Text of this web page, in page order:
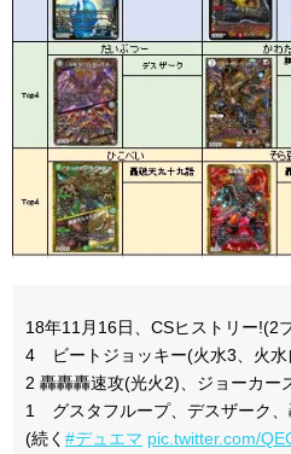
18年11月16日、CSヒストリー!(2
4 ビートジョッキー(火水3、火水
2 轟轟轟速攻(光火2)、ジョーカー
1 グスタフループ、デスザーク、
(続く #デュエマ pic.twitter.com/